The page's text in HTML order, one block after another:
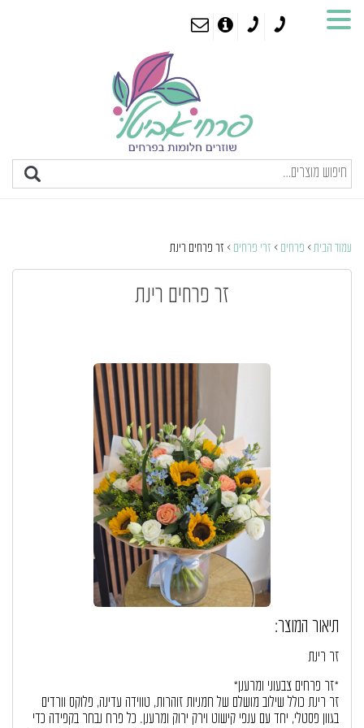
עמוד הבית > פרחים > זרי פרחים > זר פרחים רינת
זר פרחים רינת
תיאור המוצר:
זר רינת
*זר פרחים צבעוני ומרענן*
זר רינת כולל שילוב מושלם של חמניות זוהרות, טווידה עדינה, פלוקס וורדים
בגוון פסטלי, יחד עם ענפי קישוט וירק ירוק ומרענן. כל פרח נבחר בקפידה כדי